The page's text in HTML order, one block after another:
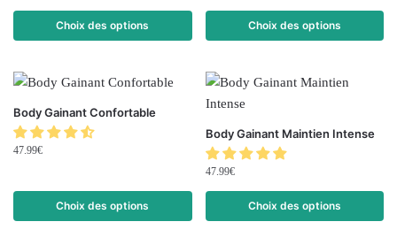
Choix des options Choix des options
Body Gainant Confortable
47.99€
Choix des options
Body Gainant Maintien Intense
47.99€
Choix des options